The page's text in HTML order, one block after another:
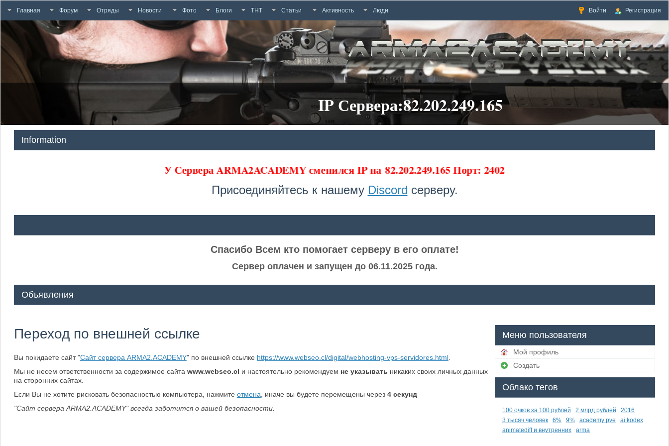
Главная Форум Отряды Новости Фото Блоги ТНТ Статьи Активность Люди Войти Регистрация
IP Сервера:82.202.249.165
Information
У Сервера ARMA2ACADEMY сменился IP на 82.202.249.165 Порт: 2402
Присоединяйтесь к нашему Discord серверу.
Спасибо Всем кто помогает серверу в его оплате!
Сервер оплачен и запущен до 06.11.2025 года.
Объявления
Переход по внешней ссылке
Вы покидаете сайт "Сайт сервера ARMA2.ACADEMY" по внешней ссылке https://www.webseo.cl/digital/webhosting-vps-servidores.html.
Мы не несем ответственности за содержимое сайта www.webseo.cl и настоятельно рекомендуем не указывать никаких своих личных данных
на сторонних сайтах.
Если Вы не хотите рисковать безопасностью компьютера, нажмите отмена , иначе вы будете перемещены через 4секунд
"Сайт сервера ARMA2.ACADEMY" всегда заботится о вашей безопасности.
Меню пользователя
Мой профиль
Создать
Облако тегов
100 очков за 100 рублей 2 млрд рублей
2016
3 тысяч человек
6% 9% academy pve
ai kodex
animatediff и внутренних
arma